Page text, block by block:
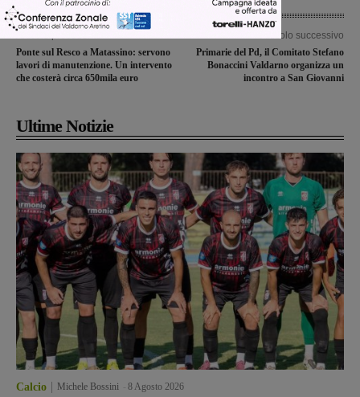
Ponte sul Resco a Matassino: servono
lavori di manutenzione. Un intervento
che costerà circa 650mila euro
Articolo successivo
Primarie del Pd, il Comitato Stefano
Bonaccini Valdarno organizza un
incontro a San Giovanni
Ultime Notizie
Calcio Michele Bossini 8 Agosto 2026